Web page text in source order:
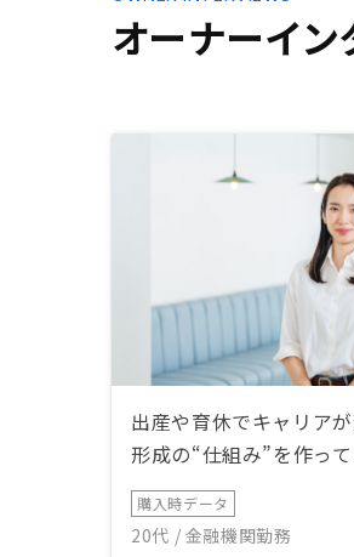
オーナーイン
出産や育休でキャリア
形成の“仕組み”を作って
購入時データ
20代 / 金融機関勤務